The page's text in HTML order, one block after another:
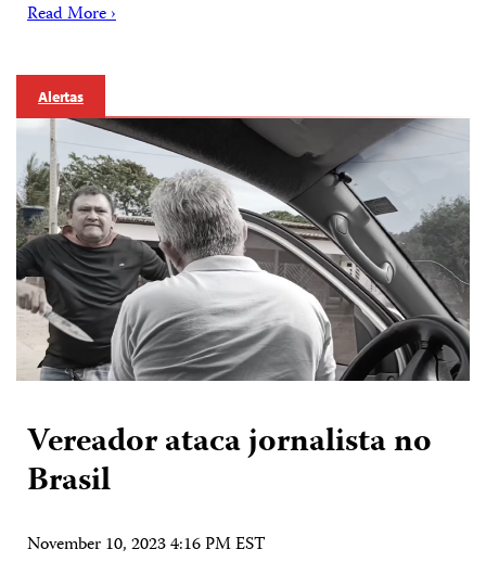
Read More ›
Alertas
Vereador ataca jornalista no
Brasil
November 10, 2023 4:16 PM EST